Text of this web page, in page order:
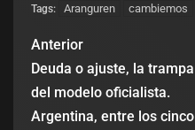
Tags: Aranguren cambiemos
Anterior
Deuda o ajuste, la trampa
del modelo oficialista.
Argentina, entre los cinco